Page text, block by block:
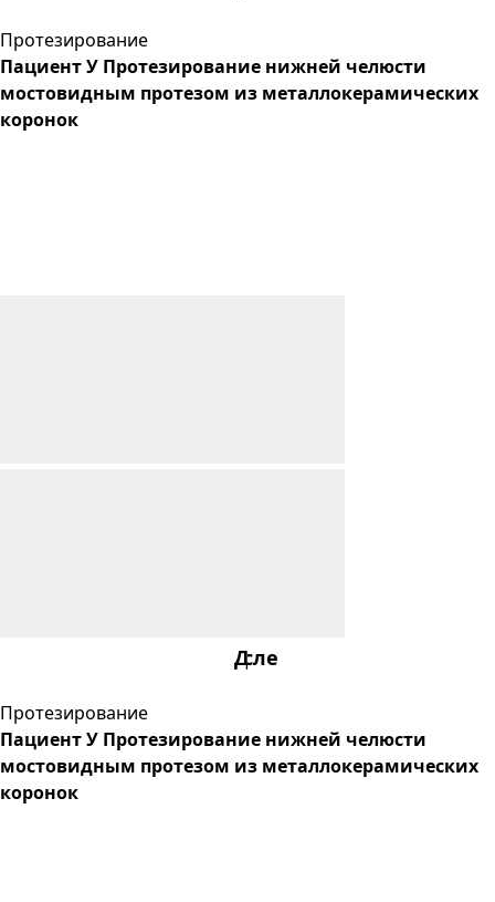
Протезирование
Пациент У Протезирование нижней челюсти
мостовидным протезом из металлокерамических
коронок
До
После
Протезирование
Пациент У Протезирование нижней челюсти
мостовидным протезом из металлокерамических
коронок